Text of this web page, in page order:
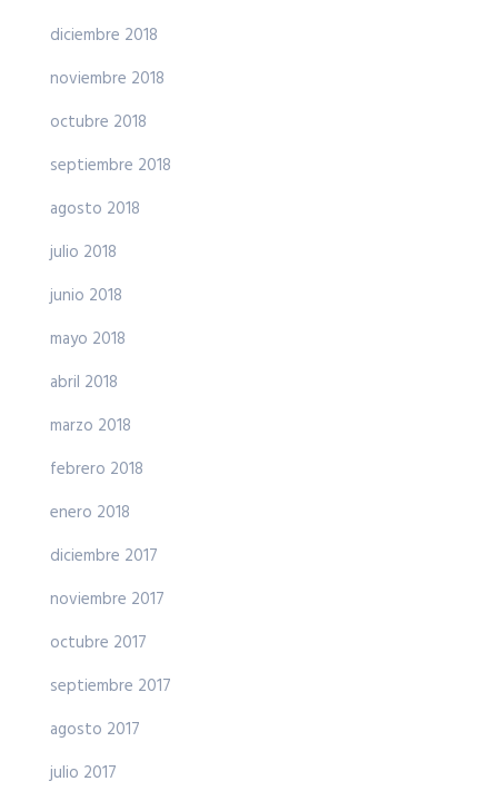
diciembre 2018
noviembre 2018
octubre 2018
septiembre 2018
agosto 2018
julio 2018
junio 2018
mayo 2018
abril 2018
marzo 2018
febrero 2018
enero 2018
diciembre 2017
noviembre 2017
octubre 2017
septiembre 2017
agosto 2017
julio 2017